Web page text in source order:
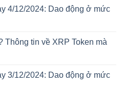
4/12/2024: Dao động ở mức
Thông tin về XRP Token mà
3/12/2024: Dao động ở mức